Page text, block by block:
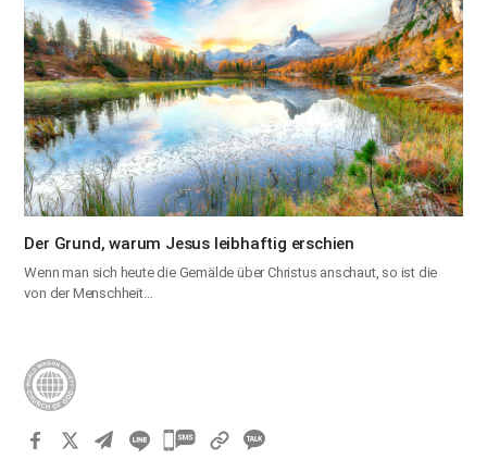
Der Grund, warum Jesus leibhaftig erschien
Wenn man sich heute die Gemälde über Christus anschaut, so ist die
von der Menschheit…
카